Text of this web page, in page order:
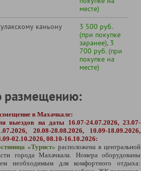
месте)
каньону
3 500 руб.
(при покупке
заранее), 3
700 руб. (при
покупке на
месте)
размещению:
в Махачкале:
выездов на даты 16.07-24.07.2026, 23.07-
20.08-28.08.2026, 10.09-18.09.2026,
02.10.2026, 08.10-16.10.2026:
«Турист» расположена в центральной
города Махачкала. Номера оборудованы
необходимым для комфортного отдыха: